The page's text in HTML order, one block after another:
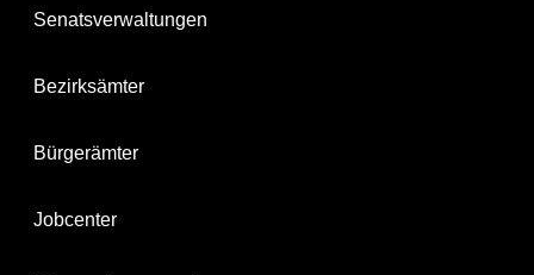
Senatsverwaltungen
Bezirksämter
Bürgerämter
Jobcenter